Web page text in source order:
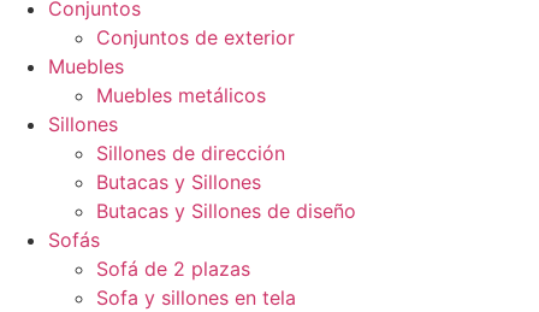
Conjuntos
Conjuntos de exterior
Muebles
Muebles metálicos
Sillones
Sillones de dirección
Butacas y Sillones
Butacas y Sillones de diseño
Sofás
Sofá de 2 plazas
Sofa y sillones en tela